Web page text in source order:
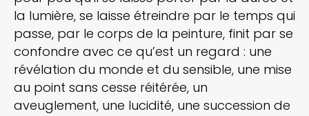
la lumière, se laisse étreindre par le temps qui
passe, par le corps de la peinture, finit par se
confondre avec ce qu’est un regard : une
révélation du monde et du sensible, une mise
au point sans cesse réitérée, un
aveuglement, une lucidité, une succession de